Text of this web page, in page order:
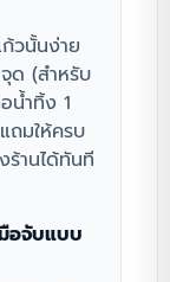
วนั้นง่าย
ด (สำหรับ
น้ำทิ้ง 1
ถมให้ครบ
ร้านได้ทันที
อจับแบบ